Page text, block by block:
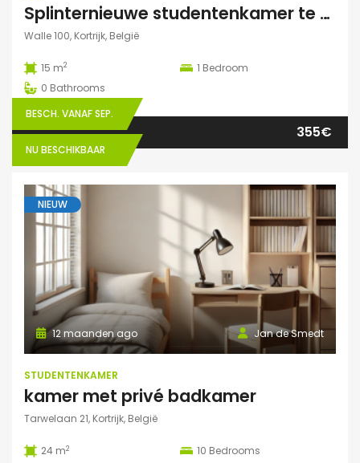
Splinternieuwe studentenkamer te huur in authentiek herenhuis
Walle 100, Kortrijk, België
15 m2 1 Bedroom
0 Bathrooms
BESCH. VANAF SEP.
NU BESCHIKBAAR
355€
NIEUW
Jan de Smedt
12 maanden ago
STUDENTENKAMER
kamer met privé badkamer
Tarwelaan 21, Kortrijk, België
24 m2 10 Bedrooms